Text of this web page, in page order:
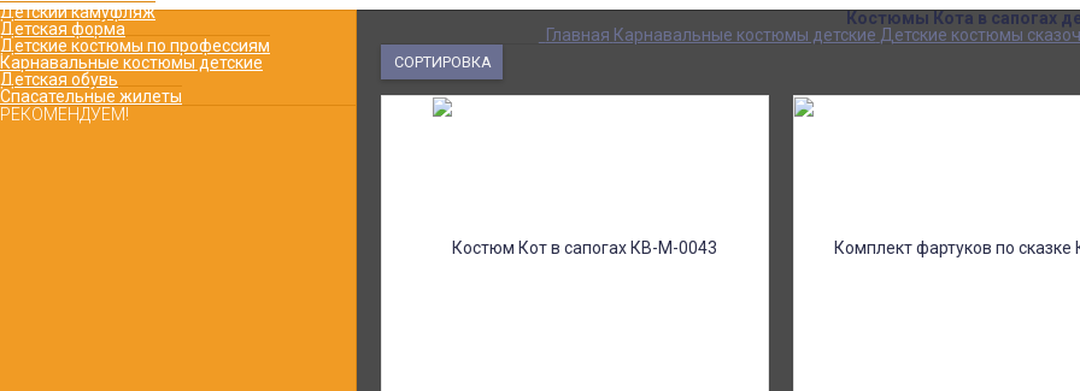
Детский камуфляж
Детская форма
Детские костюмы по профессиям
Карнавальные костюмы детские
Детская обувь
Спасательные жилеты
РЕКОМЕНДУЕМ!
Костюмы Кота в сапогах
Главная Карнавальные костюмы детские Детские костюмы
СОРТИРОВКА